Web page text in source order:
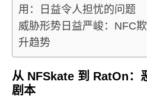
用：日益令人担忧的问题
威胁形势日益严峻：NFC
升趋势
从 NFSkate 到 RatOn：
剧本